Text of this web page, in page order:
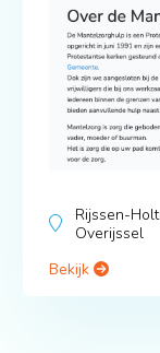
Rijssen-
Overijssel
Bekijk